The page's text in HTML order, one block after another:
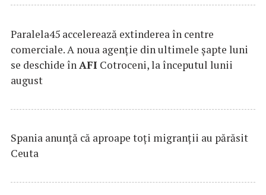
Paralela45 accelerează extinderea în centre
comerciale. A noua agenție din ultimele șapte luni
se deschide înAFI Cotroceni, la începutul lunii
august
Spania anunţă că aproape toţi migranţii au părăsit
Ceuta